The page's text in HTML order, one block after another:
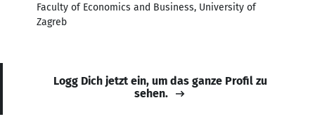
Faculty of Economics and Business, University of
Zagreb
Logg Dich jetzt ein, um das ganze Profil zu
sehen.